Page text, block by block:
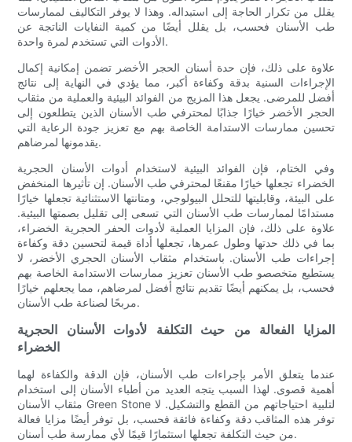
يقلل من تكرار الحاجة إلى استبداله. وهذا لا يوفر التكاليف لممارسات
طب الأسنان فحسب، بل يقلل أيضًا من كمية النفايات الناتجة عن
الأدوات التي تستخدم لمرة واحدة.
علاوة على ذلك، فإن حدة أسنان الحجر الأخضر تضمن إمكانية إكمال
الإجراءات السنية بدقة وكفاءة أكبر، مما يؤدي في النهاية إلى نتائج
أفضل للمرضى. يجعل هذا المزيج من الفوائد البيئية والعملية من مثقاب
الحجر الأخضر خيارًا جذابًا لمحترفي طب الأسنان الذين يتطلعون إلى
تحسين ممارسات الاستدامة الخاصة بهم مع تعزيز جودة الرعاية التي
يقدمونها لمرضاهم.
وفي الختام، فإن الفوائد البيئية لاستخدام أدوات الأسنان الحجرية
الخضراء تجعلها خيارًا مقنعًا لمحترفي طب الأسنان. إن تأثيرها المنخفض
على البيئة، وقابليتها للتحلل البيولوجي، ومتانتها الاستثنائية تجعلها خيارًا
مستدامًا لممارسات طب الأسنان التي تسعى إلى تقليل بصمتها البيئية.
علاوة على ذلك، فإن المزايا العملية لأدوات الحفر الحجرية الخضراء،
بما في ذلك حدتها وطول عمرها، تجعلها أداة قيمة لتحسين دقة وكفاءة
إجراءات طب الأسنان. باستخدام مثقاب الأسنان الحجري الأخضر، لا
يستطيع متخصصو طب الأسنان تعزيز ممارسات الاستدامة الخاصة بهم
فحسب، بل يمكنهم أيضًا تقديم نتائج أفضل لمرضاهم، مما يجعلهم خيارًا
مربحًا لصناعة طب الأسنان.
المزايا الفعالة من حيث التكلفة لأدوات الأسنان الحجرية
الخضراء
عندما يتعلق الأمر بإجراءات طب الأسنان، فإن الدقة والكفاءة لهما
أهمية قصوى. لهذا السبب يتجه العديد من أطباء الأسنان إلى استخدام
مثقاب الأسنان Green Stone لتلبية احتياجاتهم من القطع والتشكيل. لا
توفر هذه المثاقب دقة وكفاءة فائقة فحسب، بل توفر أيضًا مزايا فعالة
من حيث التكلفة تجعلها استثمارًا قيمًا لأي ممارسة طب أسنان.